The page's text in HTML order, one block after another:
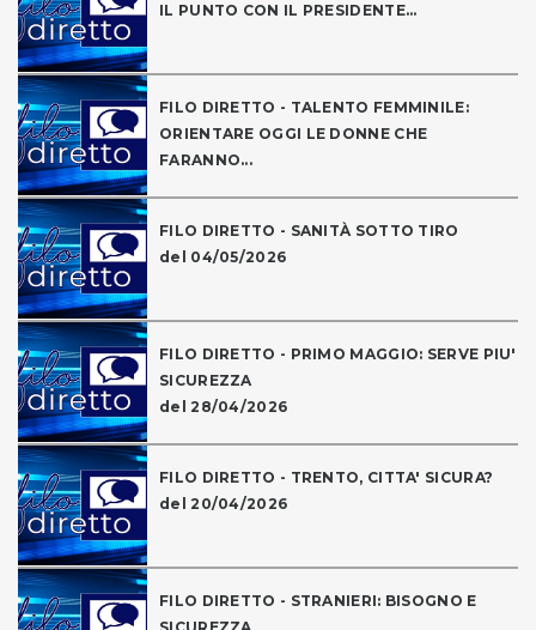
IL PUNTO CON IL PRESIDENTE...
FILO DIRETTO - TALENTO FEMMINILE:
ORIENTARE OGGI LE DONNE CHE
FARANNO...
FILO DIRETTO - SANITÀ SOTTO TIRO
del 04/05/2026
FILO DIRETTO - PRIMO MAGGIO: SERVE PIU'
SICUREZZA
del 28/04/2026
FILO DIRETTO - TRENTO, CITTA' SICURA?
del 20/04/2026
FILO DIRETTO - STRANIERI: BISOGNO E